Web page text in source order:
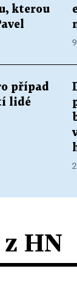
kterou
případ
lidé
HN